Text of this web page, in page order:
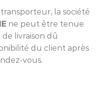
la société
ne peut être tenue
livraison dû
du client après
vous.